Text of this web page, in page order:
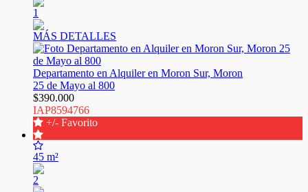
1
MÁS DETALLES
Departamento en Alquiler en Moron Sur, Moron
25 de Mayo al 800
$390.000
IAP8594766
+/- Favorito
45 m²
2